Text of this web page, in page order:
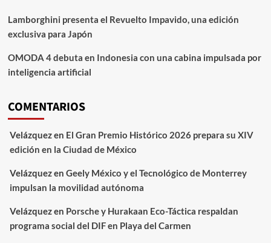
Lamborghini presenta el Revuelto Impavido, una edición
exclusiva para Japón
OMODA 4 debuta en Indonesia con una cabina impulsada por
inteligencia artificial
COMENTARIOS
Velázquezen El Gran Premio Histórico 2026 prepara su XIV
edición en la Ciudad de México
Velázquezen Geely México y el Tecnológico de Monterrey
impulsan la movilidad autónoma
Velázquezen Porsche y Hurakaan Eco-Táctica respaldan
programa social del DIF en Playa del Carmen